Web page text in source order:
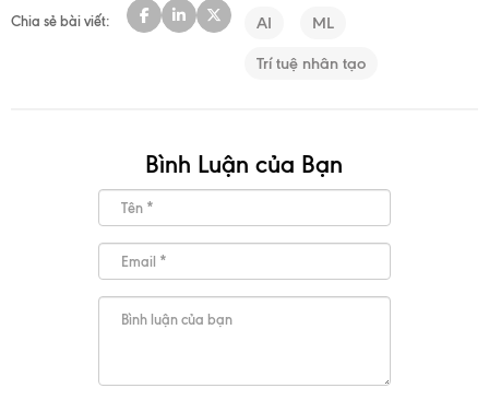
Chia sẻ bài viết: AI ML
Trí tuệ nhân tạo
Bình Luận của Bạn